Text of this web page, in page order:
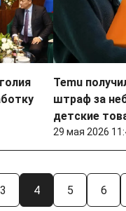
Temu
штраф за
детские
29 мая 2026
3 4 5 6